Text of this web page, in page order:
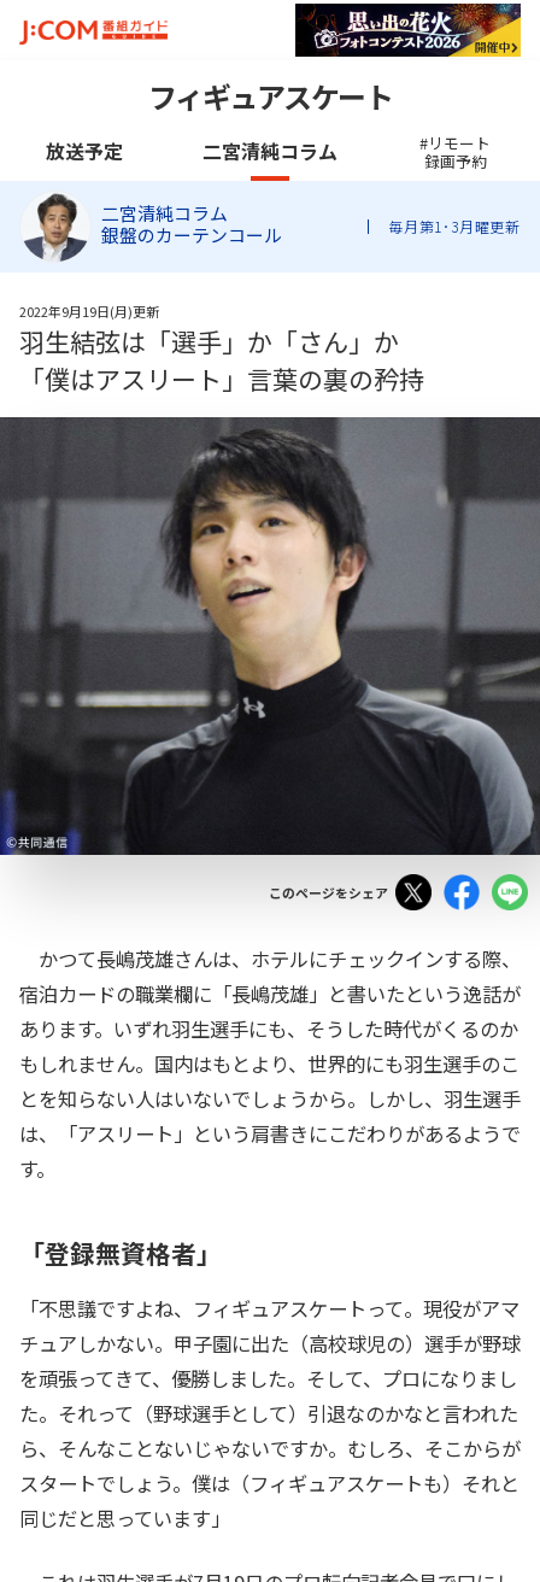
フィギュアスケート
放送予定 二宮清純コラム #リモート
録画予約
二宮清純コラム
銀盤のカーテンコール
毎月第1･3月曜更新
2022年9月19日(月)更新
羽生結弦は「選手」か「さん」か
「僕はアスリート」言葉の裏の矜持
このページをシェア Tweet
かつて長嶋茂雄さんは、ホテルにチェックインする際、
宿泊カードの職業欄に「長嶋茂雄」と書いたという逸話が
あります。いずれ羽生選手にも、そうした時代がくるのか
もしれません。国内はもとより、世界的にも羽生選手のこ
とを知らない人はいないでしょうから。しかし、羽生選手
は、「アスリート」という肩書きにこだわりがあるようで
す。
「登録無資格者」
「不思議ですよね、フィギュアスケートって。現役がアマ
チュアしかない。甲子園に出た（高校球児の）選手が野球
を頑張ってきて、優勝しました。そして、プロになりまし
た。それって（野球選手として）引退なのかなと言われた
ら、そんなことないじゃないですか。むしろ、そこからが
スタートでしょう。僕は（フィギュアスケートも）それと
同じだと思っています」